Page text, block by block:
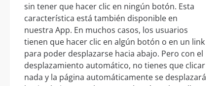
sin tener que hacer clic en ningún botón. Esta
característica está también disponible en
nuestra App. En muchos casos, los usuarios
tienen que hacer clic en algún botón o en un link
para poder desplazarse hacia abajo. Pero con el
desplazamiento automático, no tienes que clicar
nada y la página automáticamente se desplazará